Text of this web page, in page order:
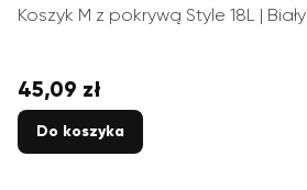
Koszyk M z pokrywą Style 18L | Biały
Cena
45,09 zł
Do koszyka